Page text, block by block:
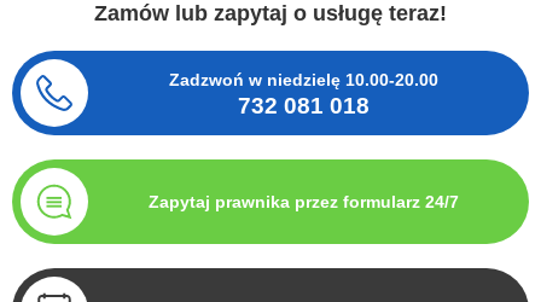
Zamów lub zapytaj o usługę teraz!
Zadzwoń w niedzielę 10.00-20.00
732 081 018
Zapytaj prawnika przez formularz 24/7